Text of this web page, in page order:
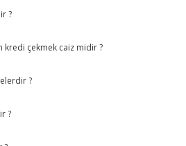
?
kredi çekmek caiz midir ?
?
?